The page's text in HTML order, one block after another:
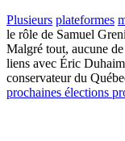
Plusieurs plateformes
le rôle de Samuel
Malgré tout, aucune de
liens avec Éric
conservateur du
prochaines élections